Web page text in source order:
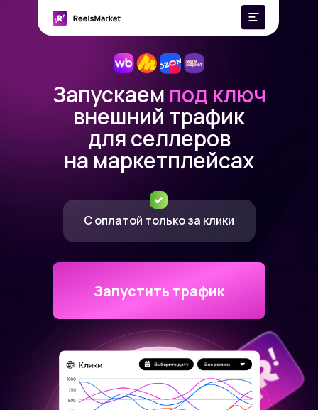
Запускаем под ключ
внешний трафик
для селлеров
на маркетплейсах
Запустить трафик
С оплатой только за клики